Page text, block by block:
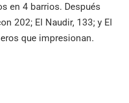
en 4 barrios. Después
202; El Naudir, 133; y El
que impresionan.